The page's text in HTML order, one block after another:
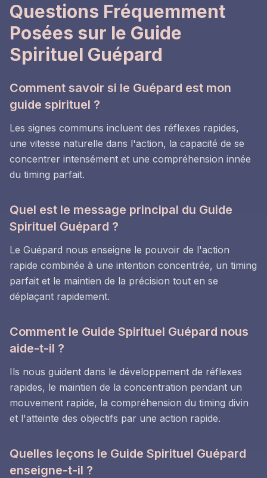
Questions Fréquemment
Posées sur le Guide
Spirituel Guépard
Comment savoir si le Guépard est mon
guide spirituel ?
Les signes communs incluent des réflexes rapides,
une vitesse naturelle dans l'action, la capacité de se
concentrer intensément et une compréhension innée
du timing parfait.
Quel est le message principal du Guide
Spirituel Guépard ?
Le Guépard nous enseigne le pouvoir de l'action
rapide combinée à une intention concentrée, un timing
parfait et le maintien de la précision tout en se
déplaçant rapidement.
Comment le Guide Spirituel Guépard nous
aide-t-il ?
Ils nous guident dans le développement de réflexes
rapides, le maintien de la concentration pendant un
mouvement rapide, la compréhension du timing divin
et l'atteinte des objectifs par une action rapide.
Quelles leçons le Guide Spirituel Guépard
enseigne-t-il ?